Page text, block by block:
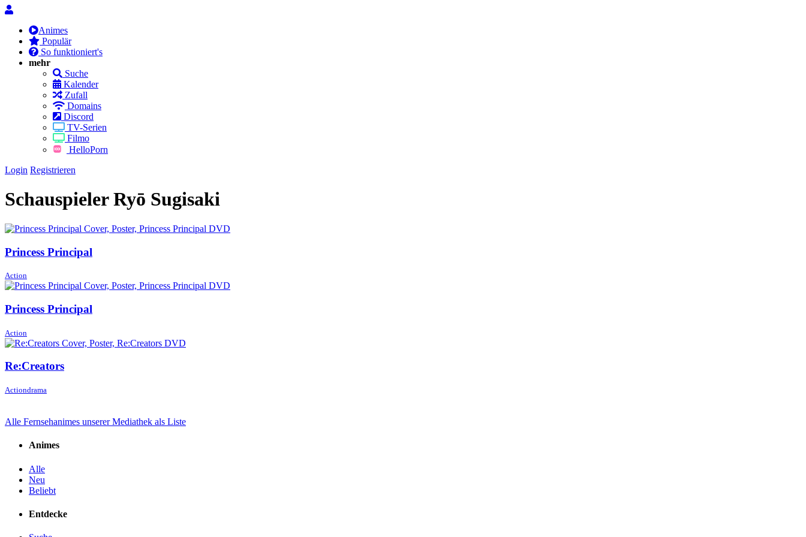
Animes
Populär
So funktioniert's
mehr
Suche
Kalender
Zufall
Domains
Discord
TV-Serien
Filmo
HelloPorn
Login Registrieren
SchauspielerRyō Sugisaki
Princess Principal
Action
Princess Principal
Action
Re:Creators
Actiondrama
Alle Fernsehanimes unserer Mediathek als Liste
Animes
Alle
Neu
Beliebt
Entdecke